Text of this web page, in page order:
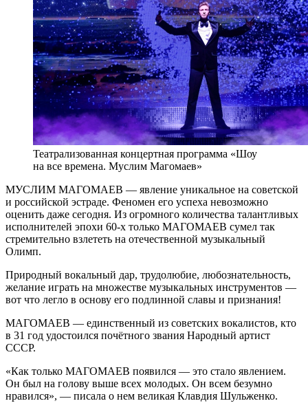
Театрализованная концертная программа «Шоу
на все времена. Муслим Магомаев»
МУСЛИМ МАГОМАЕВ — явление уникальное на советской
и российской эстраде. Феномен его успеха невозможно
оценить даже сегодня. Из огромного количества талантливых
исполнителей эпохи 60-х только МАГОМАЕВ сумел так
стремительно взлететь на отечественной музыкальный
Олимп.
Природный вокальный дар, трудолюбие, любознательность,
желание играть на множестве музыкальных инструментов —
вот что легло в основу его подлинной славы и признания!
МАГОМАЕВ — единственный из советских вокалистов, кто
в 31 год удостоился почётного звания Народный артист
СССР.
«Как только МАГОМАЕВ появился — это стало явлением.
Он был на голову выше всех молодых. Он всем безумно
нравился», — писала о нем великая Клавдия Шульженко.